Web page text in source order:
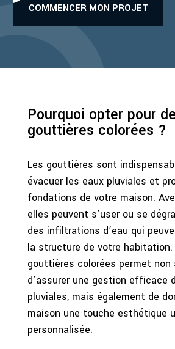
COMMENCER MON PROJET
Pourquoi opter pour
gouttières colorées ?
Les gouttières sont
évacuer les eaux pluviales et
fondations de votre maison.
elles peuvent s’user ou se
des infiltrations d’eau qui
la structure de votre habitation.
gouttières colorées permet non
d’assurer une gestion efficace
pluviales, mais également de
maison une touche esthétique
personnalisée.